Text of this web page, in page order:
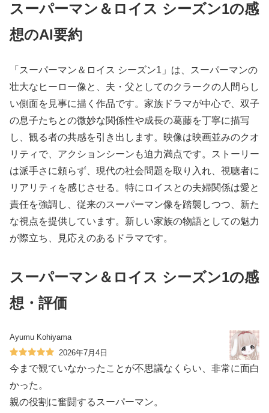
スーパーマン＆ロイス シーズン1の感
想のAI要約
「スーパーマン＆ロイス シーズン1」は、スーパーマンの
壮大なヒーロー像と、夫・父としてのクラークの人間らし
い側面を見事に描く作品です。家族ドラマが中心で、双子
の息子たちとの微妙な関係性や成長の葛藤を丁寧に描写
し、観る者の共感を引き出します。映像は映画並みのクオ
リティで、アクションシーンも迫力満点です。ストーリー
は派手さに頼らず、現代の社会問題を取り入れ、視聴者に
リアリティを感じさせる。特にロイスとの夫婦関係は愛と
責任を強調し、従来のスーパーマン像を踏襲しつつ、新た
な視点を提供しています。新しい家族の物語としての魅力
が際立ち、見応えのあるドラマです。
スーパーマン＆ロイス シーズン1の感
想・評価
Ayumu Kohiyama
2026年7月4日
今まで観ていなかったことが不思議なくらい、非常に面白
かった。
親の役割に奮闘するスーパーマン。